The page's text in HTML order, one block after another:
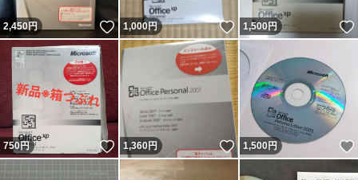
2,450円 いいね！
1,000円 いいね！
1,500円
750円 いいね！
1,360円 いいね！
1,500円